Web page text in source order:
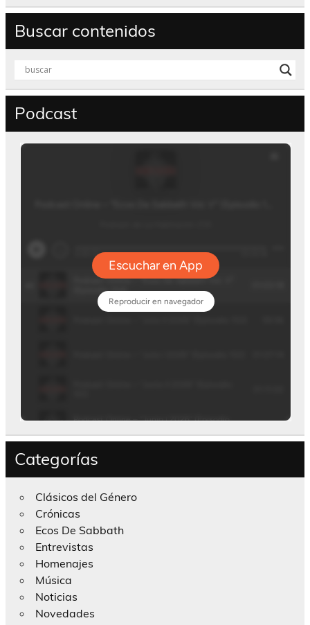
Buscar contenidos
Podcast
Categorías
Clásicos del Género
Crónicas
Ecos De Sabbath
Entrevistas
Homenajes
Música
Noticias
Novedades